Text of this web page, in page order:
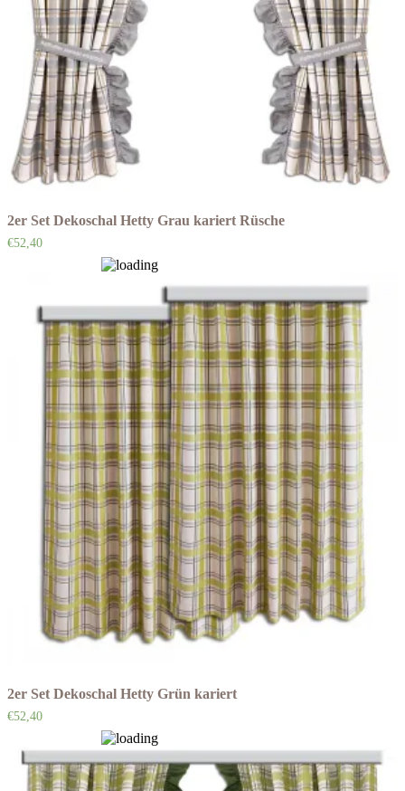
2er Set Dekoschal Hetty Grau kariert Rüsche
€52,40
2er Set Dekoschal Hetty Grün kariert
€52,40